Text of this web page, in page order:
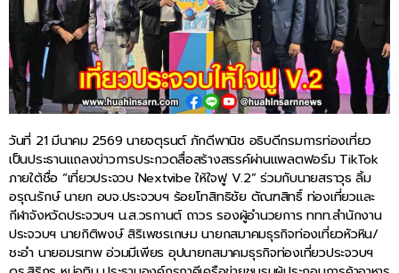
วันที่ 21 มีนาคม 2569 นายจตุรนต์ ภักดีพานิช อธิบดีกรมการท่องเที่ยว
เป็นประธานแถลงข่าวการประกวดสื่อสร้างสรรค์ผ่านแพลตฟอร์ม TikTok
ภายใต้ชื่อ “เที่ยวประจวบ Nextvibe ให้ใจฟู V.2” ร่วมกับนายสราวุธ ลิ้ม
อรุณรักษ์ นายก อบจ.ประจวบฯ ร้อยโทสิทธิชัย ตัณฑสิทธิ์ ท่องเที่ยวและ
กีฬาจังหวัดประจวบฯ น.ส.วรกานต์ ถาวร รองผู้อำนวยการ ททท.สำนักงาน
ประจวบฯ นายกิติพงษ์ สิริเพชรเกษม นายกสมาคมธุรกิจท่องเที่ยวหัวหิน/
ชะอำ นายอมรเทพ อ่วมมีเพียร อุปนายกสมาคมธุรกิจท่องเที่ยวประจวบฯ